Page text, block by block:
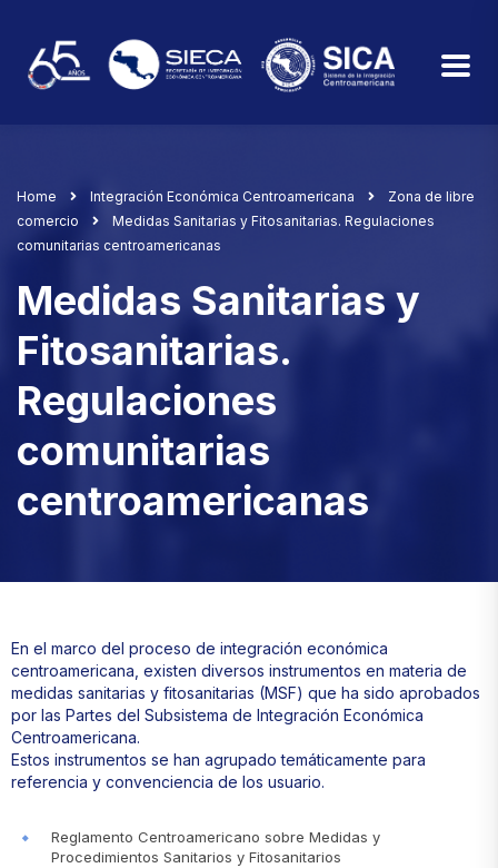
Home Integración Económica Centroamericana
Zona de libre
comercio
Medidas Sanitarias y Fitosanitarias. Regulaciones
comunitarias centroamericanas
Medidas Sanitarias y
Fitosanitarias.
Regulaciones
comunitarias
centroamericanas
En el marco del proceso de integración económica
centroamericana, existen diversos instrumentos en materia de
medidas sanitarias y fitosanitarias (MSF) que ha sido aprobados
por las Partes del Subsistema de Integración Económica
Centroamericana.
Estos instrumentos se han agrupado temáticamente para
referencia y convenciencia de los usuario.
Reglamento Centroamericano sobre Medidas y
Procedimientos Sanitarios y Fitosanitarios